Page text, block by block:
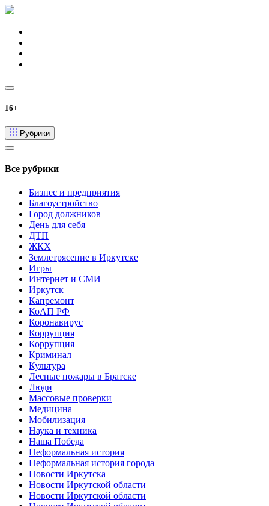
16+
Рубрики
Все рубрики
Бизнес и предприятия
Благоустройство
Город должников
День для себя
ДТП
ЖКХ
Землетрясение в Иркутске
Игры
Интернет и СМИ
Иркутск
Капремонт
КоАП РФ
Коронавирус
Коррупция
Коррупция
Криминал
Культура
Лесные пожары в Братске
Люди
Массовые проверки
Медицина
Мобилизация
Наука и техника
Наша Победа
Неформальная история
Неформальная история города
Новости Иркутска
Новости Иркутской области
Новости Иркутской области